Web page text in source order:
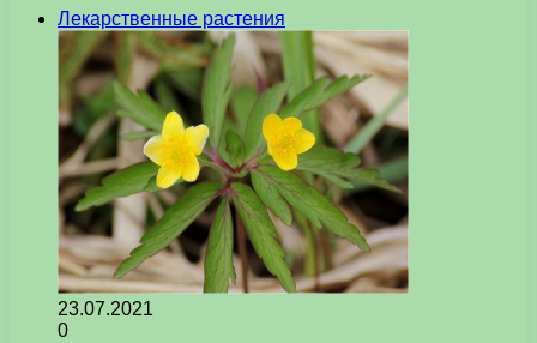
Лекарственные растения
23.07.2021
0